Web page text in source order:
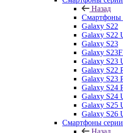
Назад
Смартфоны
Galaxy S22
Galaxy S22
Galaxy S23
Galaxy
Galaxy S23
Galaxy S22
Galaxy S23
Galaxy S24
Galaxy S24
Galaxy S25
Galaxy S26
Смартфоны
Назад